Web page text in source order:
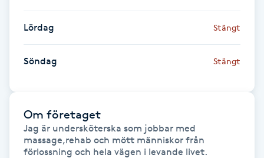
Gel naglar
Lördag Stängt
Söndag Stängt
Om företaget
Jag är undersköterska som jobbar med
massage,rehab och mött människor från
förlossning och hela vägen i levande livet.